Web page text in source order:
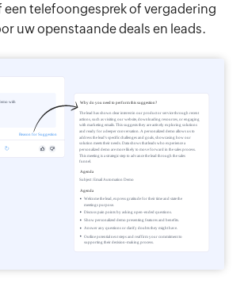
een telefoongesprek of vergadering
uw openstaande deals en leads.